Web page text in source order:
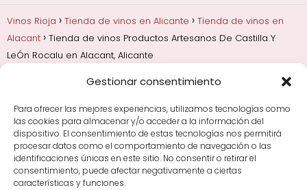
Gestionar consentimiento
Para ofrecer las mejores experiencias, utilizamos tecnologías como
las cookies para almacenar y/o acceder a la información del
dispositivo. El consentimiento de estas tecnologías nos permitirá
procesar datos como el comportamiento de navegación o las
identificaciones únicas en este sitio. No consentir o retirar el
consentimiento, puede afectar negativamente a ciertas
características y funciones.
Vinos Rioja Tienda de vinos en Alicante
Tienda de vinos en
Alacant
Tienda de vinos Productos Artesanos De Castilla Y
LeÓn Rocalu en Alacant, Alicante
Añadas, crianza y guarda
Bodegas y marcas de
Comprar vino
Rioja y guías de regalo
Cultura del vino y
curiosidades
Enoturismo en Rioja
Maridajes y vino en la mesa
Tiendas de vino por
ciudades
Tipos de Rioja y clasificación